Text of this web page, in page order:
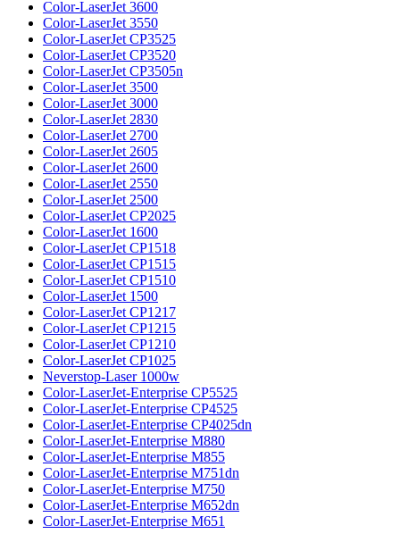
Color-LaserJet 3600
Color-LaserJet 3550
Color-LaserJet CP3525
Color-LaserJet CP3520
Color-LaserJet CP3505n
Color-LaserJet 3500
Color-LaserJet 3000
Color-LaserJet 2830
Color-LaserJet 2700
Color-LaserJet 2605
Color-LaserJet 2600
Color-LaserJet 2550
Color-LaserJet 2500
Color-LaserJet CP2025
Color-LaserJet 1600
Color-LaserJet CP1518
Color-LaserJet CP1515
Color-LaserJet CP1510
Color-LaserJet 1500
Color-LaserJet CP1217
Color-LaserJet CP1215
Color-LaserJet CP1210
Color-LaserJet CP1025
Neverstop-Laser 1000w
Color-LaserJet-Enterprise CP5525
Color-LaserJet-Enterprise CP4525
Color-LaserJet-Enterprise CP4025dn
Color-LaserJet-Enterprise M880
Color-LaserJet-Enterprise M855
Color-LaserJet-Enterprise M751dn
Color-LaserJet-Enterprise M750
Color-LaserJet-Enterprise M652dn
Color-LaserJet-Enterprise M651